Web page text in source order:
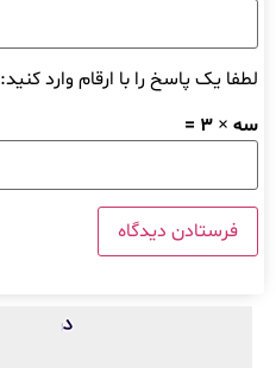
لطفا یک پاسخ را با ارقام وارد کنید:
سه × 3 =